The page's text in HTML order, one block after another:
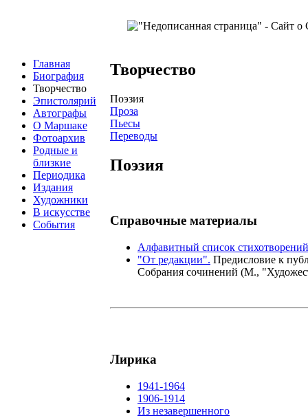
Главная
Биография
Творчество
Эпистолярий
Автографы
О Маршаке
Фотоархив
Родные и
близкие
Периодика
Издания
Художники
В искусстве
События
Творчество
Поэзия
Проза
Пьесы
Переводы
Поэзия
Справочные материалы
Алфавитный список стихотворений
"От редакции". Предисловие к
Собрания сочинений (М.,
Лирика
1941-1964
1906-1914
Из незавершенного